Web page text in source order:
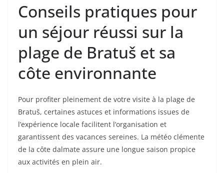
Conseils pratiques pour
un séjour réussi sur la
plage de Bratuš et sa
côte environnante
Pour profiter pleinement de votre visite à la plage de
Bratuš, certaines astuces et informations issues de
l’expérience locale facilitent l’organisation et
garantissent des vacances sereines. La météo clémente
de la côte dalmate assure une longue saison propice
aux activités en plein air.